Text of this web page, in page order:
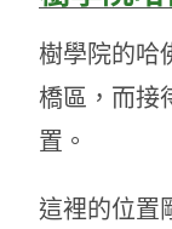
樹學院的哈
橋區，而接
置。
這裡的位置